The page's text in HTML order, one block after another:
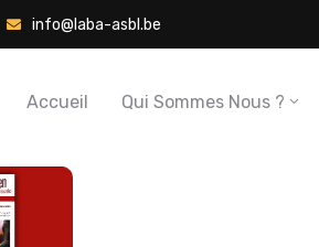
info@laba-asbl.be
Accueil Qui Sommes Nous ?